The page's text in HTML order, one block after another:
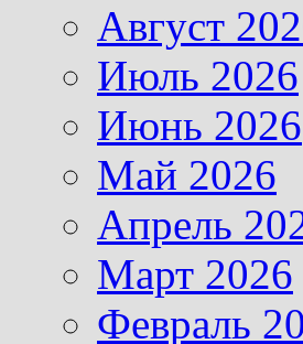
Август
Июль 2026
Июнь 2026
Май 2026
Апрель
Март 2026
Февраль